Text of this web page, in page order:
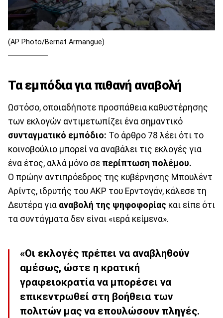
(AP Photo/Bernat Armangue)
Τα εμπόδια για πιθανή αναβολή
Ωστόσο, οποιαδήποτε προσπάθεια καθυστέρησης
των εκλογών αντιμετωπίζει ένα σημαντικό
συνταγματικό εμπόδιο: Το άρθρο 78 λέει ότι το
κοινοβούλιο μπορεί να αναβάλει τις εκλογές για
ένα έτος, αλλά μόνο σε περίπτωση πολέμου.
Ο πρώην αντιπρόεδρος της κυβέρνησης Μπουλέντ
Αρίντς, ιδρυτής του AKP του Ερντογάν, κάλεσε τη
Δευτέρα για αναβολή της ψηφοφορίας και είπε ότι
τα συντάγματα δεν είναι «ιερά κείμενα».
«Οι εκλογές πρέπει να αναβληθούν
αμέσως, ώστε η κρατική
γραφειοκρατία να μπορέσει να
επικεντρωθεί στη βοήθεια των
πολιτών μας να επουλώσουν πληγές.